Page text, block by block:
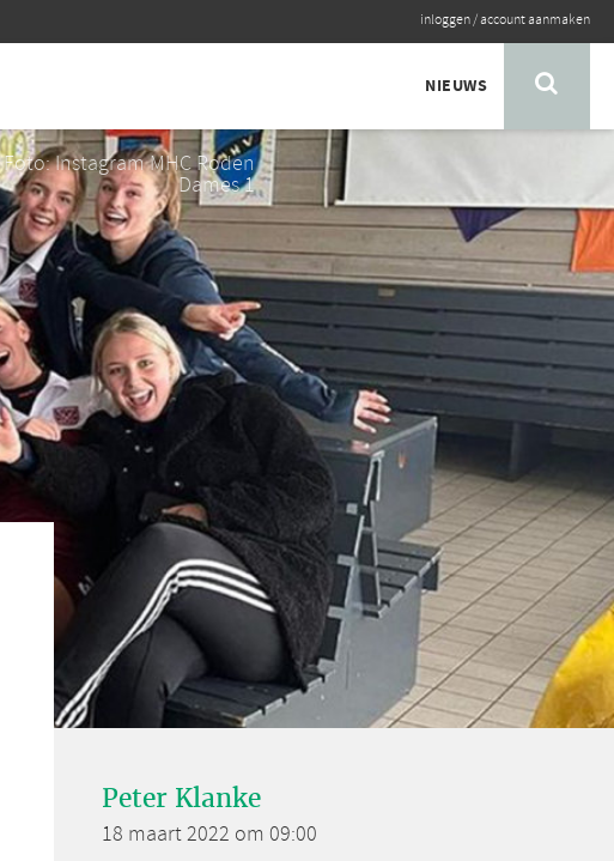
inloggen/account aanmaken
NIEUWS
Foto: Instagram MHC Roden
Dames 1
Peter Klanke
18 maart 2022 om 09:00